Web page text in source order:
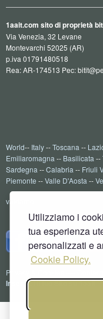
Utilizziamo i
tua esperienza
personalizzati e
Cookie Policy.
1aait.com sito di proprietà
Via Venezia, 32 Levane
Montevarchi 52025 (AR)
p.iva 01791480518
Rea: AR-174513 Pec:
World-- Italy--Toscana --
Emiliaromagna -- Basilicata --
Sardegna --Calabria -- Friuli
Piemonte --Valle D'Aosta --
valdarno
Privacy & Cookies
Inserisci il tuo Sito su 1aait